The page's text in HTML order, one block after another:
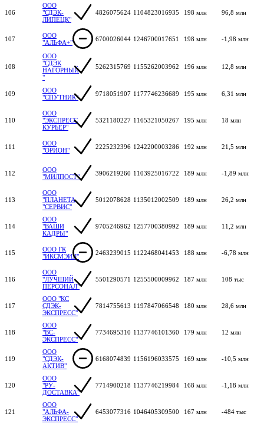
106
ООО
"СДЭК-
ЛИПЕЦК"
4826075624 1104823016935 198 млн 96,8 млн
107
ООО
"АЛЬФА+"
6700026044 1246700017651 198 млн -1,98 млн
108
ООО
"СДЭК
НАГОРНЫЙ
"
5262315769 1155262003962 196 млн 12,8 млн
109
ООО
"СПУТНИК"
9718051907 1177746236689 195 млн 6,31 млн
110
ООО
"ЭКСПРЕСС
КУРЬЕР"
5321180227 1165321050267 195 млн 18 млн
111
ООО
"ОРИОН"
2225232396 1242200003286 192 млн 21,5 млн
112
ООО
"МИЛПОСТ"
3906219260 1103925016722 189 млн -1,89 млн
113
ООО
"ПЛАНЕТА
"СЕРВИС"
5012078628 1135012002509 189 млн 26,2 млн
114
ООО
"ВАШИ
КАДРЫ"
9705246962 1257700380992 189 млн 11,2 млн
115
ООО ГК
"ИКСМЭИЛ"
2463239015 1122468041453 188 млн -6,78 млн
116
ООО
"ЛУЧШИЙ
ПЕРСОНАЛ"
5501290571 1255500009962 187 млн 108 тыс
117
ООО "КС
СДЭК-
ЭКСПРЕСС"
7814755613 1197847066548 180 млн 28,6 млн
118
ООО
"ВС-
ЭКСПРЕСС"
7734695310 1137746101360 179 млн 12 млн
119
ООО
"СДЭК-
АКТИВ"
6168074839 1156196033575 169 млн -10,5 млн
120
ООО
"РУ-
ДОСТАВКА"
7714900218 1137746219984 168 млн -1,18 млн
121
ООО
"АЛЬФА-
ЭКСПРЕСС"
6453077316 1046405309500 167 млн -484 тыс